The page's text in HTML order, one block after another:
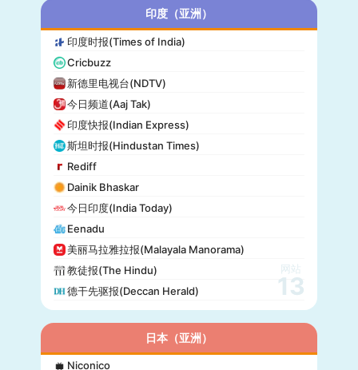
赫尔辛基日报(Helsingin Sanomat)
Origo
爱尔兰时报(Irish Times)
独立报(Independent)
MTV Uutiset
24.hu
晚邮报(Aftenposten)
DirBg
阿罗(Alo!)
政治报(Politiken)
24 Chasa
Fakti
印度（亚洲）
印度时报(Times of India)
Cricbuzz
新德里电视台(NDTV)
今日频道(Aaj Tak)
印度快报(Indian Express)
斯坦时报(Hindustan Times)
Rediff
Dainik Bhaskar
今日印度(India Today)
Eenadu
美丽马拉雅拉报(Malayala Manorama)
教徒报(The Hindu)
德干先驱报(Deccan Herald)
网站
13
日本（亚洲）
Niconico